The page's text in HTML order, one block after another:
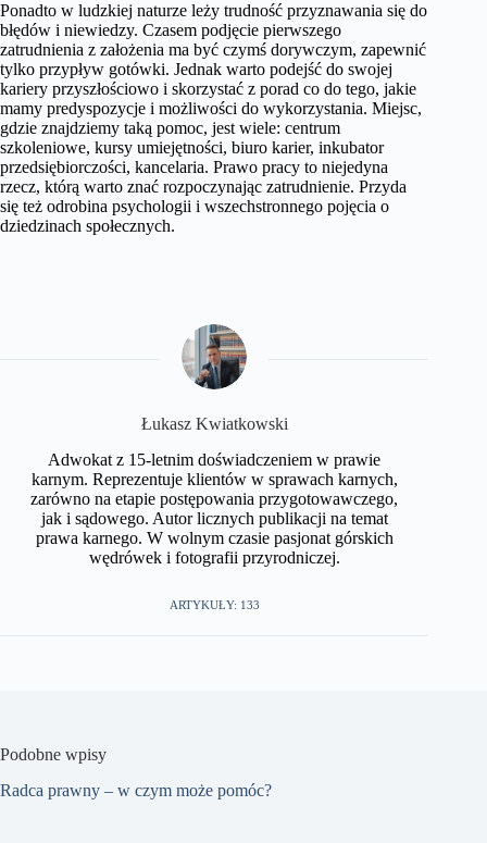
Ponadto w ludzkiej naturze leży trudność przyznawania się do
błędów i niewiedzy. Czasem podjęcie pierwszego
zatrudnienia z założenia ma być czymś dorywczym, zapewnić
tylko przypływ gotówki. Jednak warto podejść do swojej
kariery przyszłościowo i skorzystać z porad co do tego, jakie
mamy predyspozycje i możliwości do wykorzystania. Miejsc,
gdzie znajdziemy taką pomoc, jest wiele: centrum
szkoleniowe, kursy umiejętności, biuro karier, inkubator
przedsiębiorczości, kancelaria. Prawo pracy to niejedyna
rzecz, którą warto znać rozpoczynając zatrudnienie. Przyda
się też odrobina psychologii i wszechstronnego pojęcia o
dziedzinach społecznych.
​Łukasz Kwiatkowski
Adwokat z 15-letnim doświadczeniem w prawie
karnym. Reprezentuje klientów w sprawach karnych,
zarówno na etapie postępowania przygotowawczego,
jak i sądowego. Autor licznych publikacji na temat
prawa karnego. W wolnym czasie pasjonat górskich
wędrówek i fotografii przyrodniczej.​
ARTYKUŁY: 133
Podobne wpisy
Radca prawny – w czym może pomóc?